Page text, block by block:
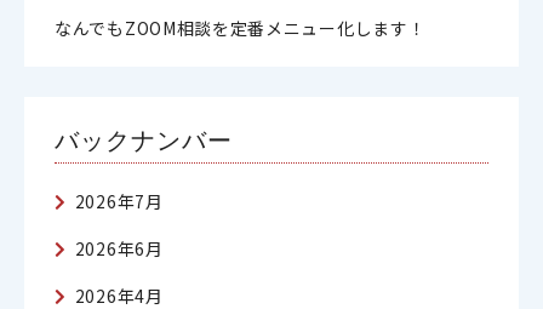
なんでもZOOM相談を定番メニュー化します！
バックナンバー
2026年7月
2026年6月
2026年4月